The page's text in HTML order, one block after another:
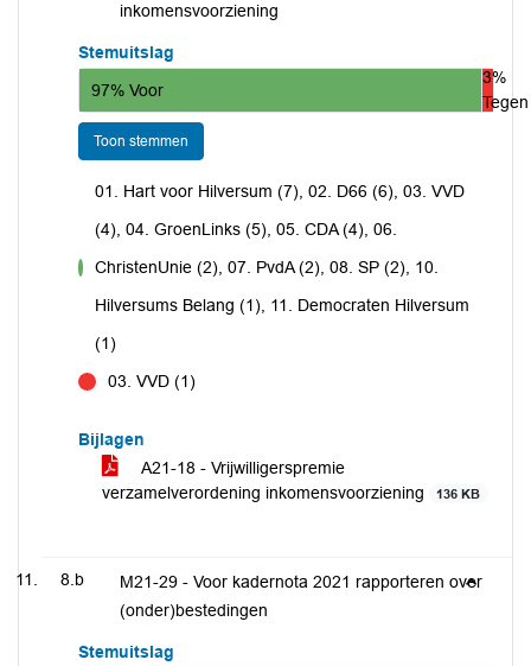
inkomensvoorziening
Stemuitslag
97% Voor
3%
Tegen
Toon stemmen
01. Hart voor Hilversum (7), 02. D66 (6), 03. VVD
(4), 04. GroenLinks (5), 05. CDA (4), 06.
ChristenUnie (2), 07. PvdA (2), 08. SP (2), 10.
Hilversums Belang (1), 11. Democraten Hilversum
(1)
03. VVD (1)
Bijlagen
A21-18 - Vrijwilligerspremie
verzamelverordening inkomensvoorziening
136 KB
8.b
M21-29 - Voor kadernota 2021 rapporteren over
(onder)bestedingen
Stemuitslag